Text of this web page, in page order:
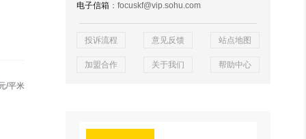
/平米
电子信箱 ：focuskf@vip.sohu.com
投诉流程 意见反馈 站点地图
加盟合作 关于我们 帮助中心